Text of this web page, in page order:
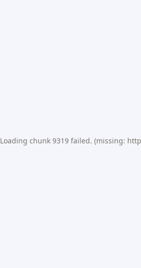
Loading chunk 9319 failed. (missing: